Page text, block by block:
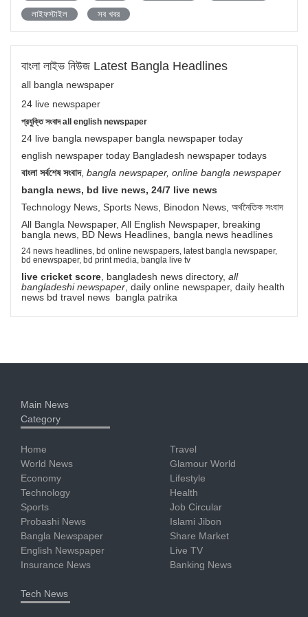
লাইফস্টাইল
সব খবর
বাংলা লাইভ নিউজ Latest Bangla Headlines
all bangla newspaper
24 live newspaper
প্রযুক্তি সংবাদ all english newspaper
24 live bangla newspaper bangla newspaper today
english newspaper today Bangladesh newspaper todays
বাংলা সর্বশেষ সংবাদ, bangla newspaper, online bangla newspaper
bangla news, bd live news, 24/7 live news
Technology News, Sports News, Binodon News, অর্থনৈতিক সংবাদ
All Bangla Newspaper, All English Newspaper, breaking
bangla news, BD News Headlines, bangla news headlines
24 news headlines, bd online newspapers, latest bangla newspaper,
bd enewspaper, bd print media, bangla live tv
live cricket score , bangladesh news directory, all
bangladeshi newspaper , daily online newspaper, daily health
news bd travel news bangla patrika
Main News
Category
Home
World News
Economy
Technology
Sports
Probashi News
Bangla Newspaper
English Newspaper
Insurance News
Travel
Glamour World
Lifestyle
Health
Job Circular
Islami Jibon
Share Market
Live TV
Banking News
Tech News